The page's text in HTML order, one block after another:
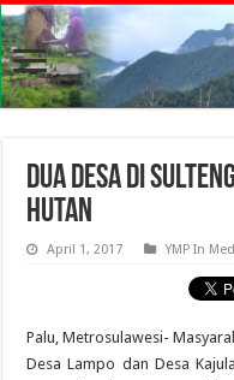
Dua Desa di
Hutan
April 1, 2017 YMP In
Palu, Metrosulawesi-
Desa Lampo dan Desa